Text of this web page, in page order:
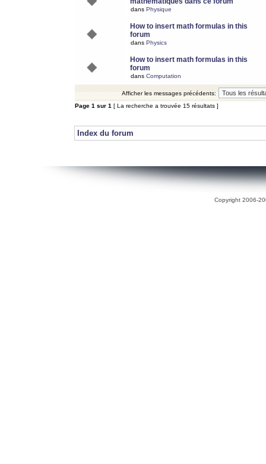
dans Physique
How to insert math formulas in this
forum
dans Physics
How to insert math formulas in this
forum
dans Computation
Afficher les messages précédents:
Page 1 sur 1 [ La recherche a trouvée 15 résultats ]
Index du forum
Copyright 2006-